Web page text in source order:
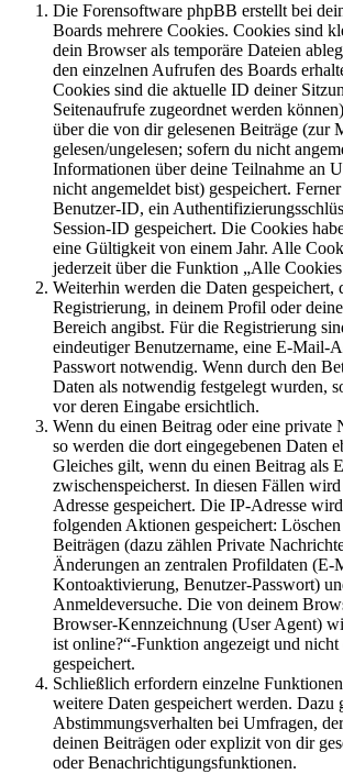
Die Forensoftware phpBB erstellt bei
Boards mehrere Cookies. Cookies sind
dein Browser als temporäre Dateien
den einzelnen Aufrufen des Boards
Cookies sind die aktuelle ID deiner
Seitenaufrufe zugeordnet werden
über die von dir gelesenen Beiträge (zur
gelesen/ungelesen; sofern du nicht
Informationen über deine Teilnahme an
nicht angemeldet bist) gespeichert.
Benutzer-ID, ein
Session-ID gespeichert. Die Cookies
eine Gültigkeit von einem Jahr. Alle
jederzeit über die Funktion „Alle
Weiterhin werden die Daten gespeichert,
Registrierung, in deinem Profil oder
Bereich angibst. Für die Registrierung
eindeutiger Benutzername, eine E-Mail-
Passwort notwendig. Wenn durch den
Daten als notwendig festgelegt wurden,
vor deren Eingabe ersichtlich.
Wenn du einen Beitrag oder eine private
so werden die dort eingegebenen Daten
Gleiches gilt, wenn du einen Beitrag als
zwischenspeicherst. In diesen Fällen
Adresse gespeichert. Die IP-Adresse
folgenden Aktionen gespeichert:
Beiträgen (dazu zählen Private
Änderungen an zentralen Profildaten (E-
Kontoaktivierung, Benutzer-Passwort)
Anmeldeversuche. Die von deinem
Browser-Kennzeichnung (User Agent)
ist online?“-Funktion angezeigt und nicht
gespeichert.
Schließlich erfordern einzelne
weitere Daten gespeichert werden. Dazu
Abstimmungsverhalten bei Umfragen,
deinen Beiträgen oder explizit von dir
oder Benachrichtigungsfunktionen.